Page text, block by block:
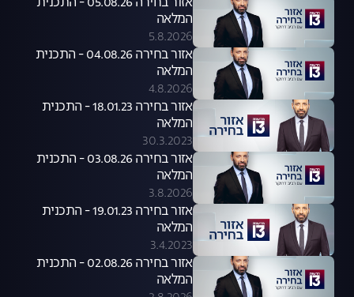
המלאה
5.8.2026
אזור בחירה 04.08.26 - התכנית
המלאה
4.8.2026
אזור בחירה 18.01.23 - התכנית
המלאה
30.3.2023
אזור בחירה 03.08.26 - התכנית
המלאה
3.8.2026
אזור בחירה 19.01.23 - התכנית
המלאה
3.4.2023
אזור בחירה 02.08.26 - התכנית
המלאה